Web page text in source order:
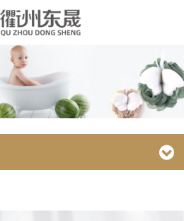
普通玫瑰